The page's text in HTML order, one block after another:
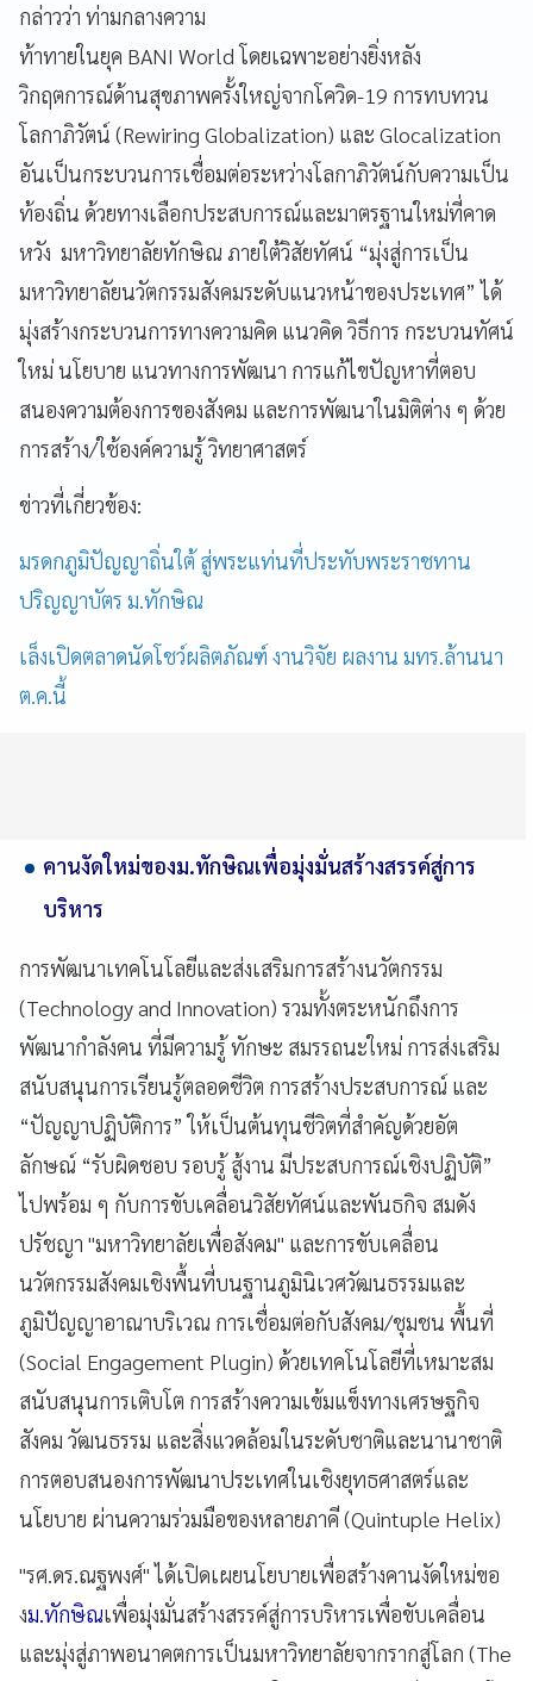
กล่าวว่า ท่ามกลางความ
ท้าทายในยุค BANI World โดยเฉพาะอย่างยิ่งหลัง
วิกฤตการณ์ด้านสุขภาพครั้งใหญ่จากโควิด-19 การทบทวน
โลกาภิวัตน์ (Rewiring Globalization) และ Glocalization
อันเป็นกระบวนการเชื่อมต่อระหว่างโลกาภิวัตน์กับความเป็น
ท้องถิ่น ด้วยทางเลือกประสบการณ์และมาตรฐานใหม่ที่คาด
หวัง มหาวิทยาลัยทักษิณ ภายใต้วิสัยทัศน์ “มุ่งสู่การเป็น
มหาวิทยาลัยนวัตกรรมสังคมระดับแนวหน้าของประเทศ” ได้
มุ่งสร้างกระบวนการทางความคิด แนวคิด วิธีการ กระบวนทัศน์
ใหม่ นโยบาย แนวทางการพัฒนา การแก้ไขปัญหาที่ตอบ
สนองความต้องการของสังคม และการพัฒนาในมิติต่าง ๆ ด้วย
การสร้าง/ใช้องค์ความรู้ วิทยาศาสตร์
ข่าวที่เกี่ยวข้อง:
มรดกภูมิปัญญาถิ่นใต้ สู่พระแท่นที่ประทับพระราชทาน
ปริญญาบัตร ม.ทักษิณ
เล็งเปิดตลาดนัดโชว์ผลิตภัณฑ์ งานวิจัย ผลงาน มทร.ล้านนา
ต.ค.นี้
คานงัดใหม่ของม.ทักษิณเพื่อมุ่งมั่นสร้างสรรค์สู่การ
บริหาร
การพัฒนาเทคโนโลยีและส่งเสริมการสร้างนวัตกรรม
(Technology and Innovation) รวมทั้งตระหนักถึงการ
พัฒนากำลังคน ที่มีความรู้ ทักษะ สมรรถนะใหม่ การส่งเสริม
สนับสนุนการเรียนรู้ตลอดชีวิต การสร้างประสบการณ์ และ
“ปัญญาปฏิบัติการ” ให้เป็นต้นทุนชีวิตที่สำคัญด้วยอัต
ลักษณ์ “รับผิดชอบ รอบรู้ สู้งาน มีประสบการณ์เชิงปฏิบัติ”
ไปพร้อม ๆ กับการขับเคลื่อนวิสัยทัศน์และพันธกิจ สมดัง
ปรัชญา "มหาวิทยาลัยเพื่อสังคม" และการขับเคลื่อน
นวัตกรรมสังคมเชิงพื้นที่บนฐานภูมินิเวศวัฒนธรรมและ
ภูมิปัญญาอาณาบริเวณ การเชื่อมต่อกับสังคม/ชุมชน พื้นที่
(Social Engagement Plugin) ด้วยเทคโนโลยีที่เหมาะสม
สนับสนุนการเติบโต การสร้างความเข้มแข็งทางเศรษฐกิจ
สังคม วัฒนธรรม และสิ่งแวดล้อมในระดับชาติและนานาชาติ
การตอบสนองการพัฒนาประเทศในเชิงยุทธศาสตร์และ
นโยบาย ผ่านความร่วมมือของหลายภาคี (Quintuple Helix)
"รศ.ดร.ณฐพงศ์" ได้เปิดเผยนโยบายเพื่อสร้างคานงัดใหม่ขอ
งม.ทักษิณเพื่อมุ่งมั่นสร้างสรรค์สู่การบริหารเพื่อขับเคลื่อน
และมุ่งสู่ภาพอนาคตการเป็นมหาวิทยาลัยจากรากสู่โลก (The